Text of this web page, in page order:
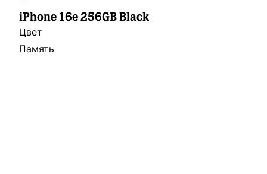
iPhone 16e 256GB Black
Цвет
Память